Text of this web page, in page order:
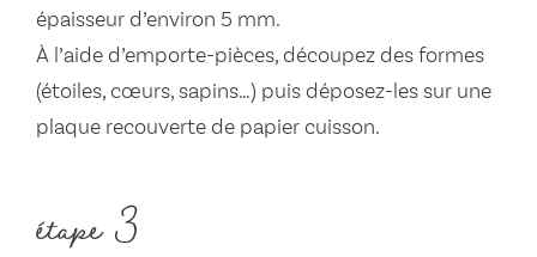
épaisseur d’environ 5 mm.
À l’aide d’emporte-pièces, découpez des formes
(étoiles, cœurs, sapins…) puis déposez-les sur une
plaque recouverte de papier cuisson.
étape 3